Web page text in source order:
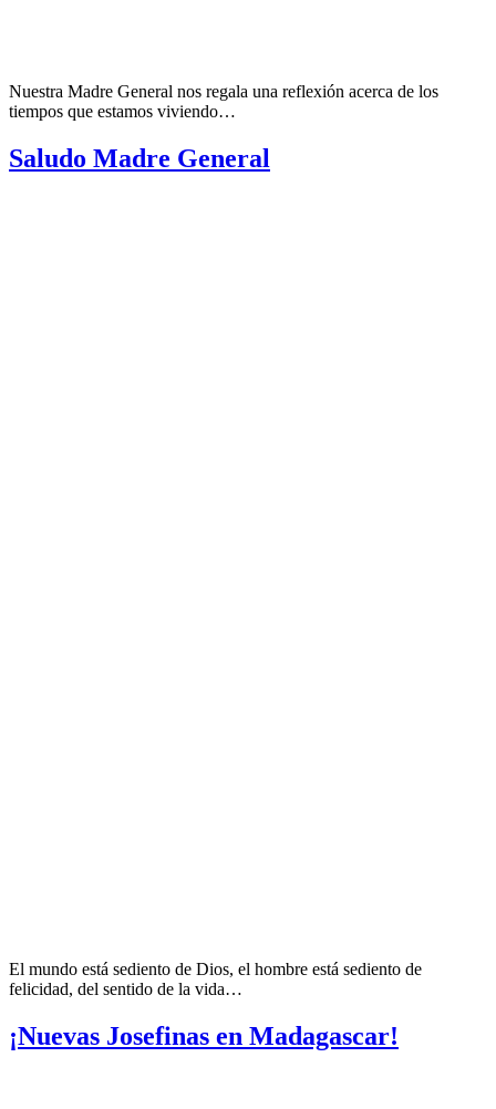
Nuestra Madre General nos regala una reflexión acerca de los
tiempos que estamos viviendo…
Saludo Madre General
El mundo está sediento de Dios, el hombre está sediento de
felicidad, del sentido de la vida…
¡Nuevas Josefinas en Madagascar!